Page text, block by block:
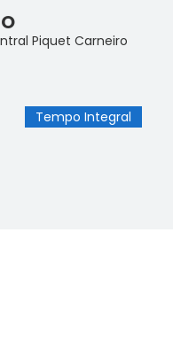
Piquet Carneiro
Tempo Integral